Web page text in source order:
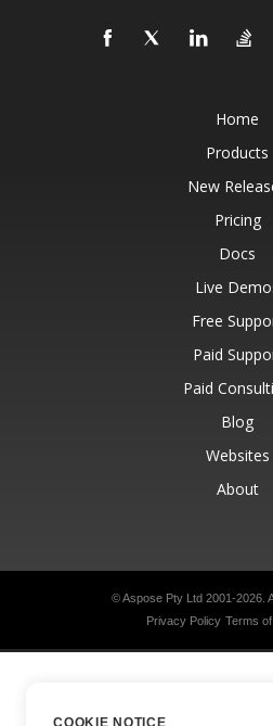
Home
Products
New
Pricing
Docs
Live
Free
Paid
Paid
Blog
Websites
About
© Aspose Pty Ltd 2001-2026.
Privacy Policy Terms
COOKIE NOTICE